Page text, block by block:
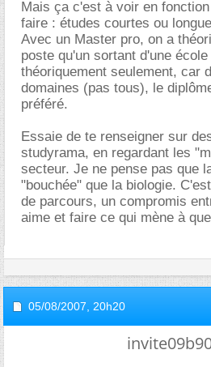
Mais ça c'est à voir en
faire : études courtes ou
Avec un Master pro, on a
poste qu'un sortant d'une
théoriquement seulement, car
domaines (pas tous), le
préféré.
Essaie de te renseigner sur
studyrama, en regardant les
secteur. Je ne pense pas que
"bouchée" que la biologie.
de parcours, un compromis
aime et faire ce qui mène à
05/08/2007, 20h20